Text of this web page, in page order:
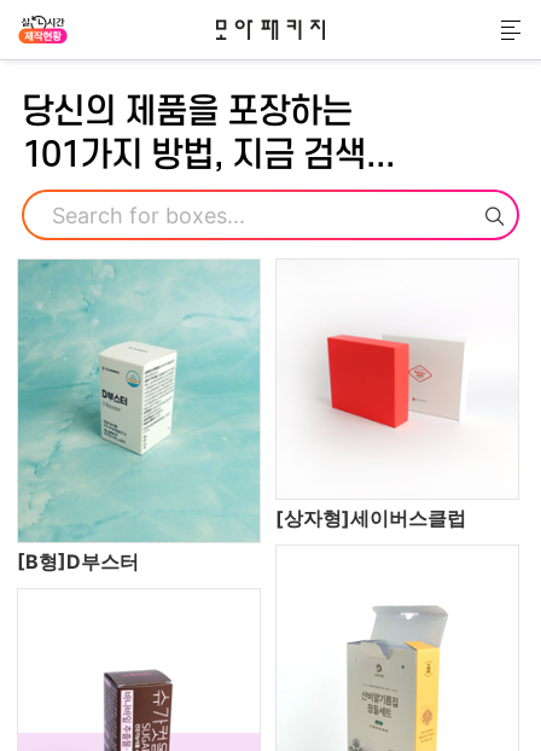
모아패키지
메
당신의 제품을 포장하는
101가지 방법, 지금 검색...
검색
[B형]D부스터
[상자형]세이버스클럽